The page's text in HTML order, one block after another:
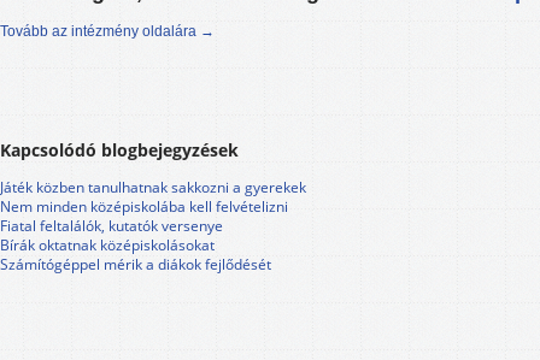
Tovább az intézmény oldalára →
Kapcsolódó blogbejegyzések
Játék közben tanulhatnak sakkozni a gyerekek
Nem minden középiskolába kell felvételizni
Fiatal feltalálók, kutatók versenye
Bírák oktatnak középiskolásokat
Számítógéppel mérik a diákok fejlődését